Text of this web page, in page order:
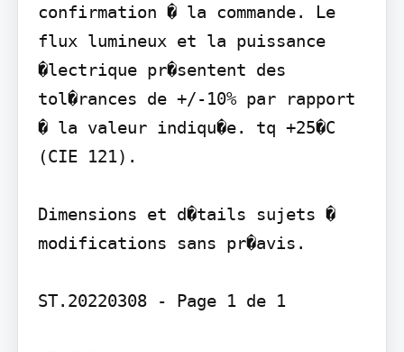
confirmation � la commande. Le
flux lumineux et la puissance
�lectrique pr�sentent des
tol�rances de +/-10% par rapport
� la valeur indiqu�e. tq +25�C
(CIE 121).
Dimensions et d�tails sujets �
modifications sans pr�avis.
ST.20220308 - Page 1 de 1